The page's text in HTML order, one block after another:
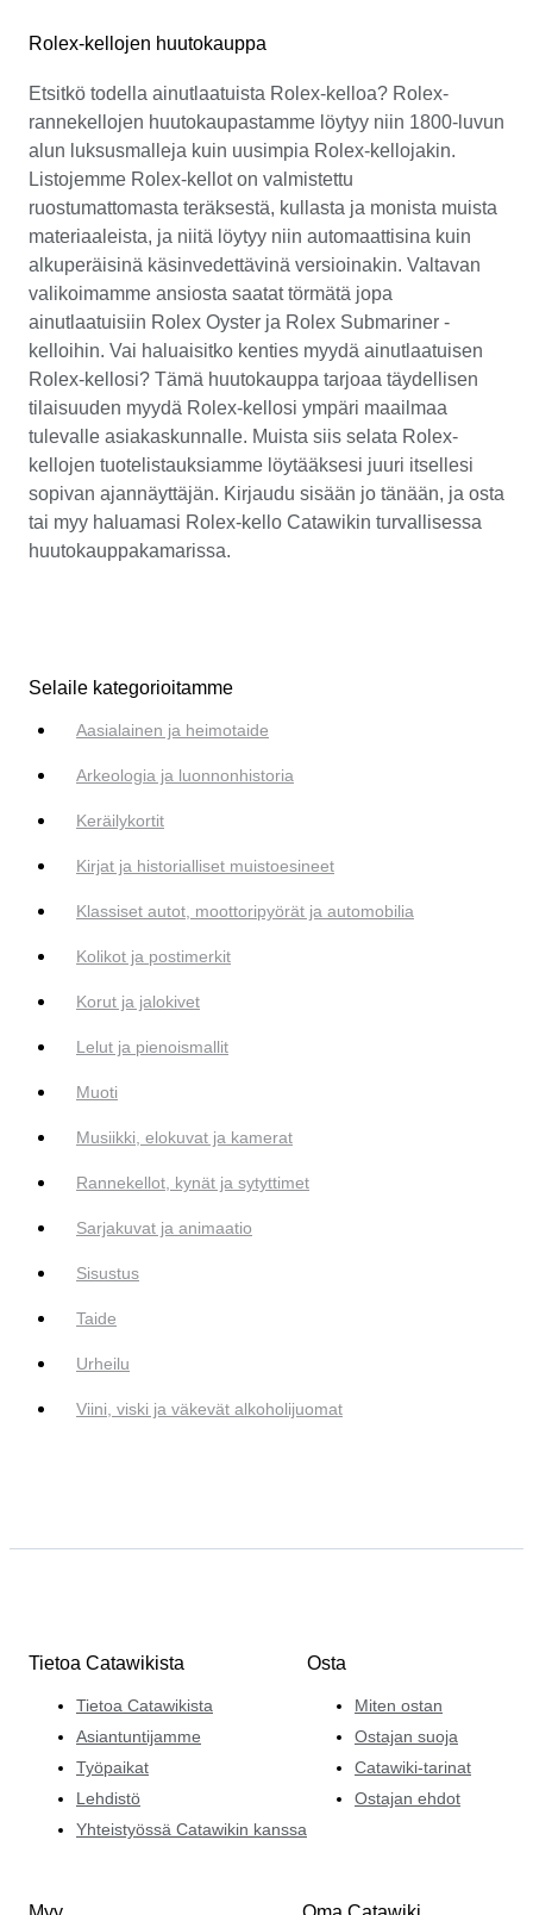
Rolex-kellojen huutokauppa
Etsitkö todella ainutlaatuista Rolex-kelloa? Rolex-
rannekellojen huutokaupastamme löytyy niin 1800-luvun
alun luksusmalleja kuin uusimpia Rolex-kellojakin.
Listojemme Rolex-kellot on valmistettu
ruostumattomasta teräksestä, kullasta ja monista muista
materiaaleista, ja niitä löytyy niin automaattisina kuin
alkuperäisinä käsinvedettävinä versioinakin. Valtavan
valikoimamme ansiosta saatat törmätä jopa
ainutlaatuisiin Rolex Oyster ja Rolex Submariner -
kelloihin. Vai haluaisitko kenties myydä ainutlaatuisen
Rolex-kellosi? Tämä huutokauppa tarjoaa täydellisen
tilaisuuden myydä Rolex-kellosi ympäri maailmaa
tulevalle asiakaskunnalle. Muista siis selata Rolex-
kellojen tuotelistauksiamme löytääksesi juuri itsellesi
sopivan ajannäyttäjän. Kirjaudu sisään jo tänään, ja osta
tai myy haluamasi Rolex-kello Catawikin turvallisessa
huutokauppakamarissa.
Selaile kategorioitamme
Aasialainen ja heimotaide
Arkeologia ja luonnonhistoria
Keräilykortit
Kirjat ja historialliset muistoesineet
Klassiset autot, moottoripyörät ja automobilia
Kolikot ja postimerkit
Korut ja jalokivet
Lelut ja pienoismallit
Muoti
Musiikki, elokuvat ja kamerat
Rannekellot, kynät ja sytyttimet
Sarjakuvat ja animaatio
Sisustus
Taide
Urheilu
Viini, viski ja väkevät alkoholijuomat
Tietoa Catawikista
Tietoa Catawikista
Asiantuntijamme
Työpaikat
Lehdistö
Yhteistyössä Catawikin kanssa
Osta
Miten ostan
Ostajan suoja
Catawiki-tarinat
Ostajan ehdot